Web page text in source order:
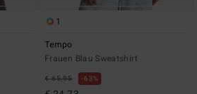
1
Tempo
Frauen Blau Sweatshirt
€ 65,95 63%